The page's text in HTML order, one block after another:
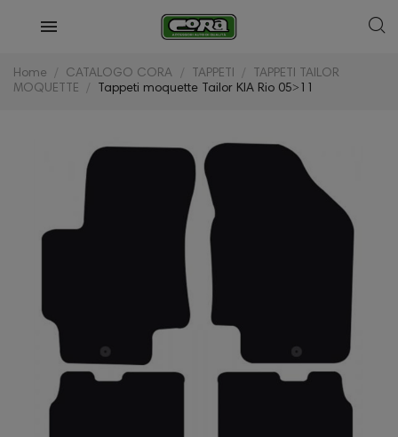
Home CATALOGO CORA TAPPETI
TAPPETI TAILOR
MOQUETTE
Tappeti moquette Tailor KIA Rio 05˃11